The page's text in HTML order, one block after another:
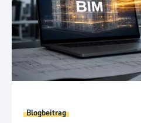
Blogbeitrag